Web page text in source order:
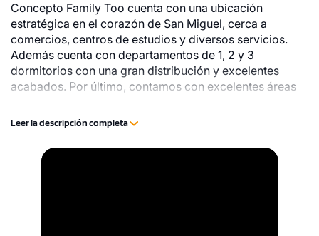
Concepto Family Too cuenta con una ubicación
estratégica en el corazón de San Miguel, cerca a
comercios, centros de estudios y diversos servicios.
Además cuenta con departamentos de 1, 2 y 3
dormitorios con una gran distribución y excelentes
acabados. Por último, contamos con excelentes áreas
Adultos, Sala de Estudios, Salón Gourmet, Piscina
y más.
Leer la descripción completa
Video